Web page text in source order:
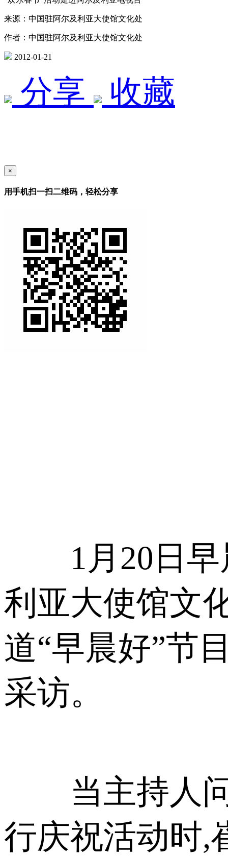
来源：中国驻阿尔及利亚大使馆文化处
作者：中国驻阿尔及利亚大使馆文化处
2012-01-21
分享 收藏
×
用手机扫一扫二维码，轻松分享
1月20日早
利亚大使馆文
道“早晨好”节
采访。
当主持人问
行庆祝活动时,